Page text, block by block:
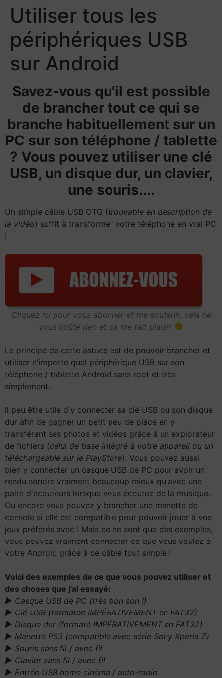
Utiliser tous les
périphériques USB
sur Android
Savez-vous qu'il est possible
de brancher tout ce qui se
branche habituellement sur un
PC sur son téléphone / tablette
? Vous pouvez utiliser une clé
USB, un disque dur, un clavier,
une souris....
Un simple câble USB OTG (trouvable en description de
la vidéo) suffit à transformer votre téléphone en vrai PC
!
Cliquez ici pour vous abonner et me soutenir, cela ne
vous coûte rien et ça me fait plaisir
Le principe de cette astuce est de pouvoir brancher et
utiliser n'importe quel périphérique USB sur son
téléphone / tablette Android sans root et très
simplement.
Il peu être utile d'y connecter sa clé USB ou son disque
dur afin de gagner un petit peu de place en y
transférant ses photos et vidéos grâce à un explorateur
de fichiers (celui de base intégré à votre appareil ou un
téléchargeable sur le PlayStore). Vous pouvez aussi
bien y connecter un casque USB de PC pour avoir un
rendu sonore vraiment beaucoup mieux qu'avec une
paire d'écouteurs lorsque vous écoutez de la musique.
Ou encore vous pouvez y brancher une manette de
console si elle est compatible pour pouvoir jouer à vos
jeux préférés avec ! Mais ce ne sont que des exemples,
vous pouvez vraiment connecter ce que vous voulez à
votre Android grâce à ce câble tout simple !
Voici des exemples de ce que vous pouvez utiliser et
des choses que j'ai essayé:
► Casque USB de PC (très bon son !)
► Clé USB (formatée IMPÉRATIVEMENT en FAT32)
► Disque dur (formaté IMPÉRATIVEMENT en FAT32)
► Manette PS3 (compatible avec série Sony Xperia Z)
► Souris sans fil / avec fil
► Clavier sans fil / avec fil
► Entrée USB home cinéma / auto-radio